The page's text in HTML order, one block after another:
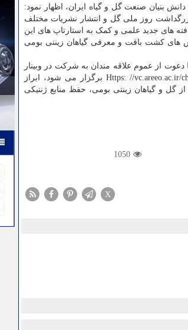
بنیان صنعت گل و گیاه ایران، اظهار نمود:
روز ملی گل و انتشار نشریات مختلف
های جدید علمی و کمک به استارتاپ های این
های کشت بافت و معرفی گیاهان زینتی بومی
از عموم علاقه مندان به شرکت در وبینار
روز ملی گل که ۲۵ خرداد ماه از ساعت ۱۰: ۳۰ تا ۱۳: ۳۰ در نشانی الکترونیکی Https: //vc.areeo.ac.ir/ch/imamch2 برگزار می شود، ابراز
گل و گیاهان زینتی بومی، حفظ منابع ژنتیکی
1050
X